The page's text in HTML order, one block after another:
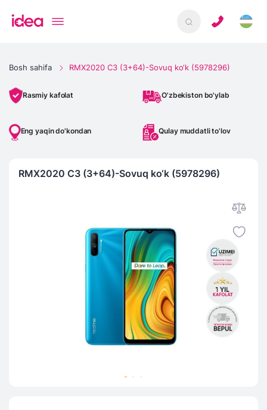
Bosh sahifa RMX2020 C3 (3+64)-Sovuq ko‘k (5978296)
Rasmiy kafolat O'zbekiston bo'ylab
Eng yaqin do'kondan Qulay muddatli to'lov
RMX2020 C3 (3+64)-Sovuq ko‘k (5978296)